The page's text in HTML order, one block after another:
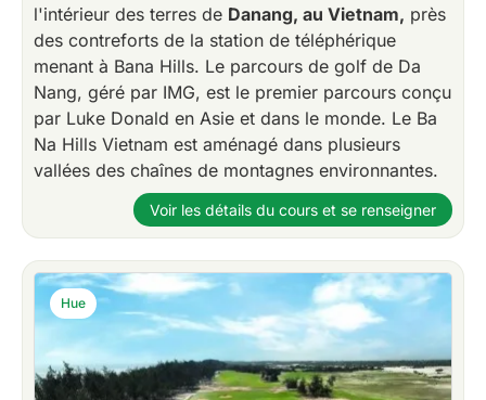
l'intérieur des terres de Danang, au Vietnam, près
des contreforts de la station de téléphérique
menant à Bana Hills. Le parcours de golf de Da
Nang, géré par IMG, est le premier parcours conçu
par Luke Donald en Asie et dans le monde. Le Ba
Na Hills Vietnam est aménagé dans plusieurs
vallées des chaînes de montagnes environnantes.
Voir les détails du cours et se renseigner
Hue